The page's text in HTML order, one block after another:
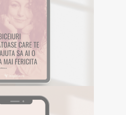
GRATUIT
gratuit care sper
in Calatoria ta.